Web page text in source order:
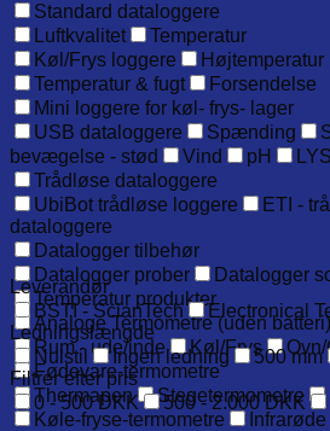
Standard dataloggere
Luftkvalitet
Temperatur
Køl/Frys loggere
Temperatur & fugt
Forsendelse
Mini loggere for køl- frys- lager
USB dataloggere
Spænding
bevægelse - stød
Vind pH LYS
Trådløse dataloggere
UbiBot trådløse loggere
ETI -
dataloggere
Datalogger tilbehør
Datalogger prober
Datalogger
Temperatur produkter
Analoge Termometre (uden batteri)
Rum - ude/inde
Køl/Frys
Fødevare-termometre
Thermapen
Stegetermometre
Køle-fryse-termometre
Leverandør
BSTI - ScianTech
Electronical
Ledningslængde
Nulstil
Ingen ledning 500 mm
Filtrer efter pris
0 - 500 DKK
500 - 2.000 DKK